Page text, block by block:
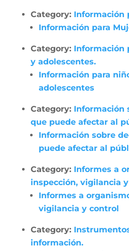
Category: Información
Información para
Category: Información
y adolescentes.
Información para
adolescentes
Category: Información
que puede afectar al
Información sobre
puede afectar al
Category: Informes a
inspección, vigilancia
Informes a
vigilancia y control
Category:
información.